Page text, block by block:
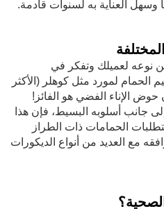
العناية به لسنوات قادمة.
نوعه لعميلك وتفكر في
الحمام لمورد مثل كوهلر (الأكثر
الإناء الفضي هو الفائز!
جانب أسلوبه البسيط، فإن هذا
الحمامات ذات الطراز
مع العديد من أنواع الديكورات